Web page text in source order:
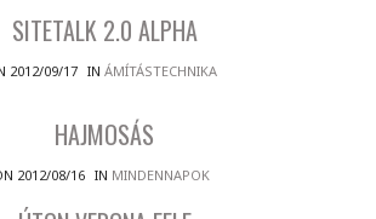
SITETALK 2.0 ALPHA
2012/09/17 IN ÁMÍTÁSTECHNIKA
HAJMOSÁS
2012/08/16 IN MINDENNAPOK